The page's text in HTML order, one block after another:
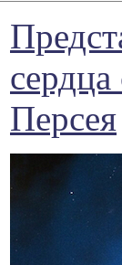
сердца
Персея